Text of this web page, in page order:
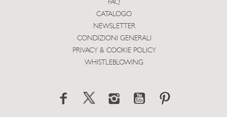
FAQ
CATALOGO
NEWSLETTER
CONDIZIONI GENERALI
PRIVACY & COOKIE POLICY
WHISTLEBLOWING